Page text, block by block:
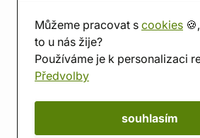
Můžeme pracovat s cookies
to u nás žije?
Používáme je k personalizaci
Předvolby
souhlasím
Prodejna
Herna
O nás
Hodnocení obchodu